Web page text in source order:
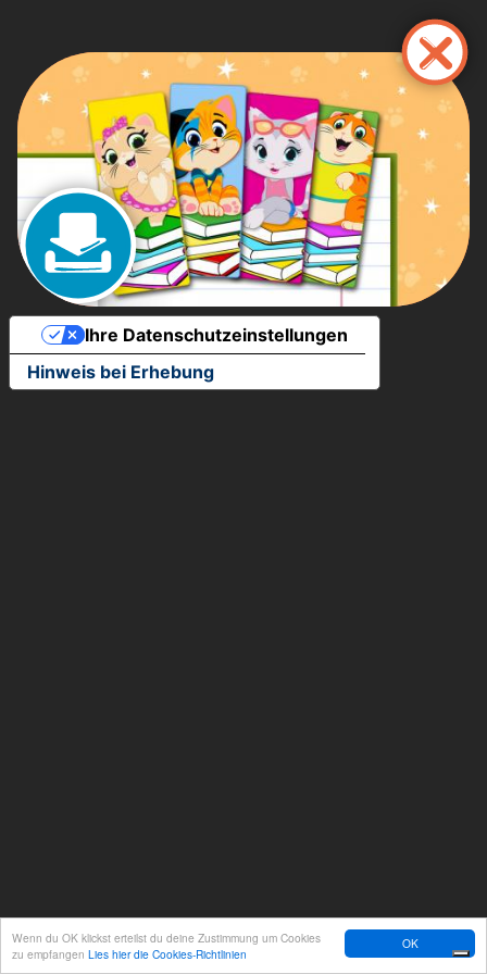
OK
Wenn du OK klickst erteilst du deine Zustimmung um Cookies
zu empfangen Lies hier die Cookies-Richtlinien
Inhalt
Hinweis bei Erhebung
Ihre Datenschutzeinstellungen